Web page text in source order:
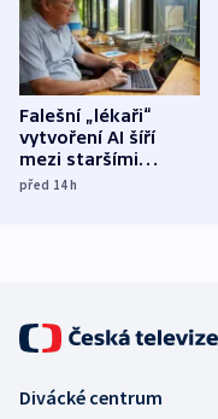
Falešní „lékaři“
vytvoření AI šíří
mezi staršími
Poláky nebezpečné
před 14h
Divácké centrum